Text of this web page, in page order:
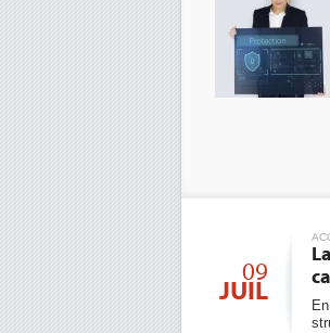
à prévenir les menaces, à
automatiser les processus
sécurité, à simuler et
cyberattaques puis à
temps, et le méchant en
cybercriminels à...
09
JUIL